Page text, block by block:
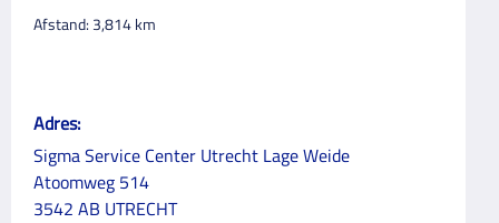
Afstand: 3,814km
Adres:
Sigma Service Center Utrecht Lage Weide
Atoomweg 514
3542 AB UTRECHT